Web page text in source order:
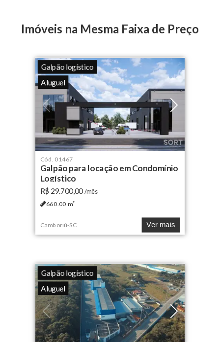
Imóveis na Mesma Faixa de Preço
Galpão logístico
Aluguel
Cód. 01467
Galpão para locação em Condomínio
Logístico
R$ 29.700,00/mês
660.00 m²
Camboriú-SC Ver mais
Galpão logístico
Aluguel